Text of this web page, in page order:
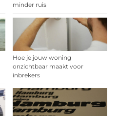
minder ruis
Hoe je jouw woning
onzichtbaar maakt voor
inbrekers